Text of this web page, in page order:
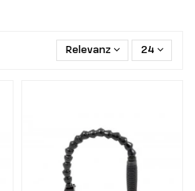
Relevanz 24